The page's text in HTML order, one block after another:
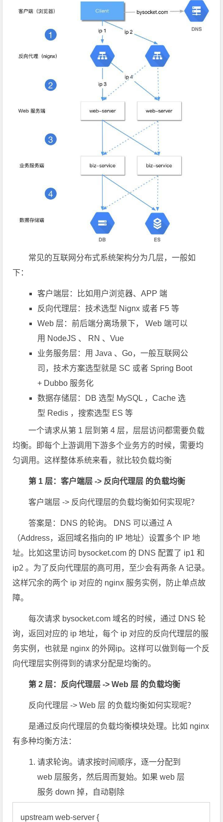
常见的互联网分布式系统架构分为几层，一般如
下：
客户端层：比如用户浏览器、APP 端
反向代理层：技术选型 Nignx 或者 F5 等
Web 层：前后端分离场景下， Web 端可以
用 NodeJS 、 RN 、Vue
业务服务层：用 Java 、Go，一般互联网公
司，技术方案选型就是 SC 或者 Spring Boot
+ Dubbo 服务化
数据存储层：DB 选型 MySQL ，Cache 选
型 Redis ，搜索选型 ES 等
一个请求从第 1 层到第 4 层，层层访问都需要负载
均衡。即每个上游调用下游多个业务方的时候，需要均
匀调用。这样整体系统来看，就比较负载均衡
第 1 层：客户端层 -> 反向代理层 的负载均衡
客户端层 -> 反向代理层的负载均衡如何实现呢？
答案是：DNS 的轮询。 DNS 可以通过 A
（Address，返回域名指向的 IP 地址）设置多个 IP 地
址。比如这里访问 bysocket.com 的 DNS 配置了 ip1 和
ip2 。为了反向代理层的高可用，至少会有两条 A 记录。
这样冗余的两个 ip 对应的 nginx 服务实例，防止单点故
障。
每次请求 bysocket.com 域名的时候，通过 DNS 轮
询，返回对应的 ip 地址，每个 ip 对应的反向代理层的服
务实例，也就是 nginx 的外网ip。这样可以做到每一个反
向代理层实例得到的请求分配是均衡的。
第 2 层：反向代理层 -> Web 层 的负载均衡
反向代理层 -> Web 层 的负载均衡如何实现呢？
是通过反向代理层的负载均衡模块处理。比如 nginx
有多种均衡方法：
请求轮询。请求按时间顺序，逐一分配到
web 层服务，然后周而复始。如果 web 层
服务 down 掉，自动剔除
upstream web-server {